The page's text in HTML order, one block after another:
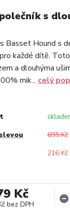
s
Basset Hound s
každé dítě.
a dlouhýma
mik... celý
695 Kč
216 Kč
Kč
bez DPH